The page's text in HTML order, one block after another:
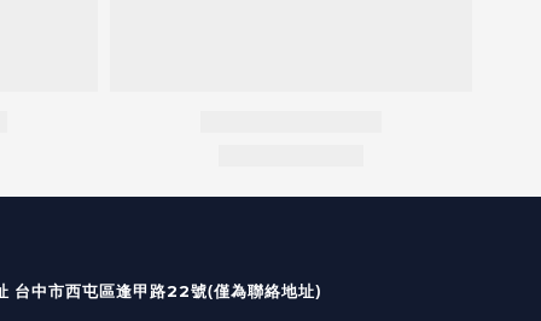
台中市西屯區逢甲路22號(僅為聯絡地址)